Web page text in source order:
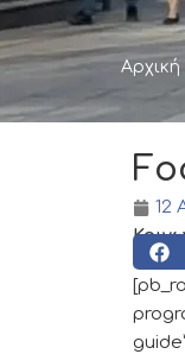
Αρχική
12